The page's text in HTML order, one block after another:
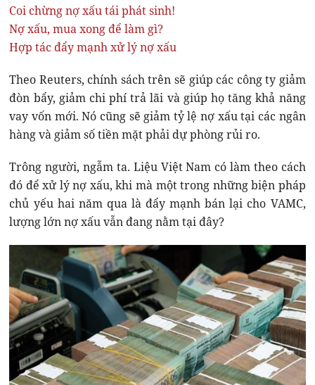
Coi chừng nợ xấu tái phát sinh!
Nợ xấu, mua xong để làm gì?
Hợp tác đẩy mạnh xử lý nợ xấu
Theo Reuters, chính sách trên sẽ giúp các công ty giảm
đòn bẩy, giảm chi phí trả lãi và giúp họ tăng khả năng
vay vốn mới. Nó cũng sẽ giảm tỷ lệ nợ xấu tại các ngân
hàng và giảm số tiền mặt phải dự phòng rủi ro.
Trông người, ngẫm ta. Liệu Việt Nam có làm theo cách
đó để xử lý nợ xấu, khi mà một trong những biện pháp
chủ yếu hai năm qua là đẩy mạnh bán lại cho VAMC,
lượng lớn nợ xấu vẫn đang nằm tại đây?